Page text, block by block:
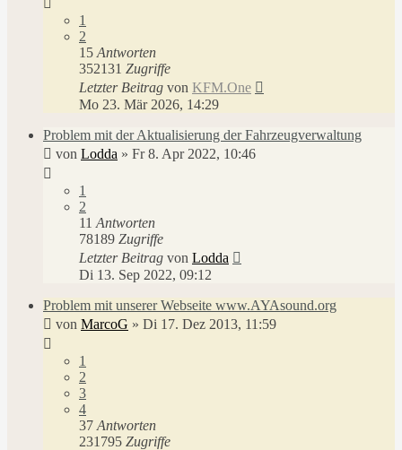
1
2
15 Antworten
352131 Zugriffe
Letzter Beitrag von KFM.One
Mo 23. Mär 2026, 14:29
Problem mit der Aktualisierung der Fahrzeugverwaltung
von Lodda » Fr 8. Apr 2022, 10:46
1
2
11 Antworten
78189 Zugriffe
Letzter Beitrag von Lodda
Di 13. Sep 2022, 09:12
Problem mit unserer Webseite www.AYAsound.org
von MarcoG » Di 17. Dez 2013, 11:59
1
2
3
4
37 Antworten
231795 Zugriffe